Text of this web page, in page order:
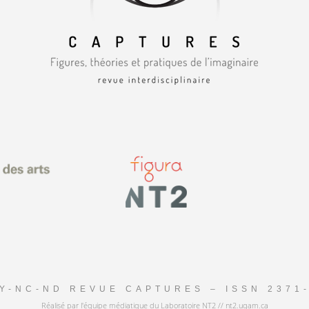
NC-ND REVUE CAPTURES – ISSN
Réalisé par l'équipe médiatique du Laboratoire NT2 // nt2.uqam.ca